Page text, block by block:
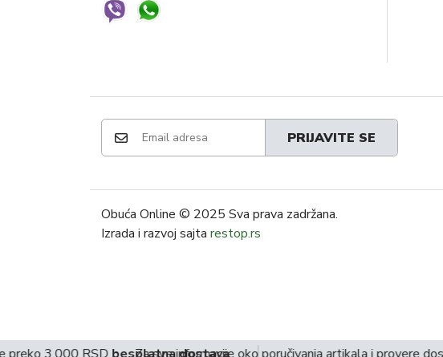
PRIJAVITE SE
Obuća Online © 2025 Sva prava zadržana.
Izrada i razvoj sajta restop.rs